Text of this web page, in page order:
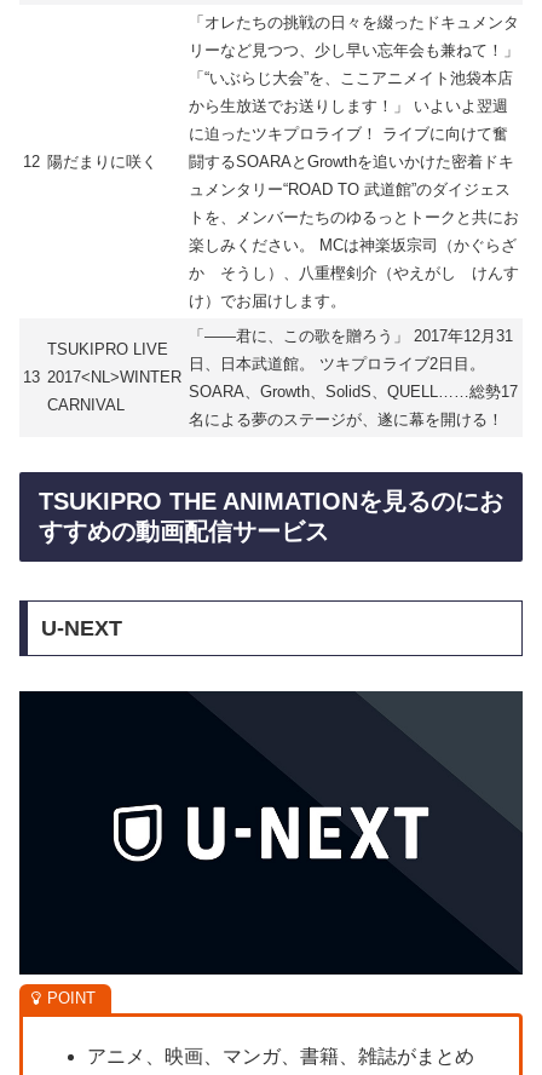
12 陽だまりに咲く
「オレたちの挑戦の日々を綴ったドキュメンタ
リーなど見つつ、少し早い忘年会も兼ねて！」
「“いぶらじ大会”を、ここアニメイト池袋本店
から生放送でお送りします！」 いよいよ翌週
に迫ったツキプロライブ！ ライブに向けて奮
闘するSOARAとGrowthを追いかけた密着ドキ
ュメンタリー“ROAD TO 武道館”のダイジェス
トを、メンバーたちのゆるっとトークと共にお
楽しみください。 MCは神楽坂宗司（かぐらざ
か そうし）、八重樫剣介（やえがし けんす
け）でお届けします。
13
TSUKIPRO LIVE
2017<NL>WINTER
CARNIVAL
「――君に、この歌を贈ろう」 2017年12月31
日、日本武道館。 ツキプロライブ2日目。
SOARA、Growth、SolidS、QUELL……総勢17
名による夢のステージが、遂に幕を開ける！
TSUKIPRO THE ANIMATIONを見るのにお
すすめの動画配信サービス
U-NEXT
アニメ、映画、マンガ、書籍、雑誌がまとめ